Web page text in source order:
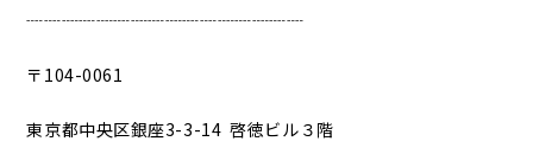
┈┈┈┈┈┈┈┈┈┈┈┈┈┈┈┈
〒104-0061
東京都中央区銀座3-3-14 啓徳ビル３階